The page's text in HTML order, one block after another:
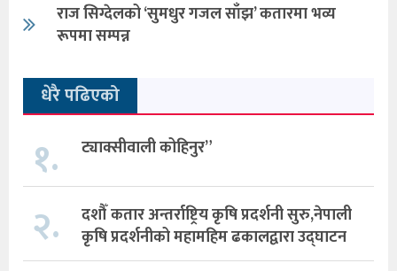
राज सिग्देलको ‘सुमधुर गजल साँझ’ कतारमा भव्य
रूपमा सम्पन्न
धेरै पढिएको
१. ट्याक्सीवाली कोहिनुर”
२.
दशौँ कतार अन्तर्राष्ट्रिय कृषि प्रदर्शनी सुरु,नेपाली
कृषि प्रदर्शनीको महामहिम ढकालद्वारा उद्घाटन